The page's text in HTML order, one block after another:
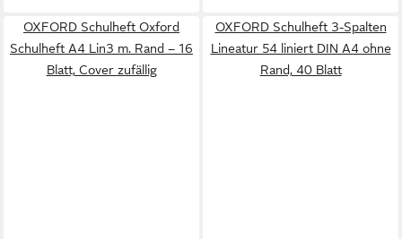
OXFORD Schulheft Oxford
Schulheft A4 Lin3 m. Rand – 16
Blatt, Cover zufällig
OXFORD Schulheft 3-Spalten
Lineatur 54 liniert DIN A4 ohne
Rand, 40 Blatt